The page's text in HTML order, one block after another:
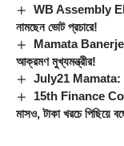
WB Assembly
নামছেন ভোট প্রচারে!
Mamata Banerjee:
আক্রমণ মুখ্যমন্ত্রীর!
July21 Mamata:
15th Finance
মাসও, টাকা খরচে পিছিয়ে